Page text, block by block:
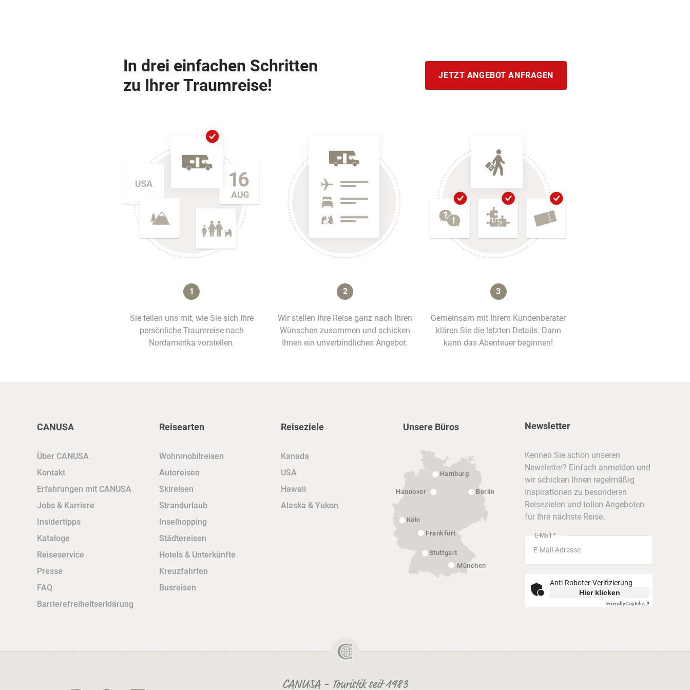
In drei einfachen Schritten
zu Ihrer Traumreise!
JETZT ANGEBOT ANFRAGEN
1
Sie teilen uns mit, wie Sie sich Ihre
persönliche Traumreise nach
Nordamerika vorstellen.
2
Wir stellen Ihre Reise ganz nach Ihren
Wünschen zusammen und schicken
Ihnen ein unverbindliches Angebot.
3
Gemeinsam mit Ihrem Kundenberater
klären Sie die letzten Details. Dann
kann das Abenteuer beginnen!
CANUSA
Über CANUSA
Kontakt
Erfahrungen mit CANUSA
Jobs & Karriere
Insidertipps
Kataloge
Reiseservice
Presse
FAQ
Barrierefreiheitserklärung
Reisearten
Wohnmobilreisen
Autoreisen
Skireisen
Strandurlaub
Inselhopping
Städtereisen
Hotels & Unterkünfte
Kreuzfahrten
Busreisen
Reiseziele
Kanada
USA
Hawaii
Alaska & Yukon
Unsere Büros
Hamburg
Hannover Berlin
Köln
Frankfurt
Stuttgart
München
Newsletter
Kennen Sie schon unseren
Newsletter? Einfach anmelden und
wir schicken Ihnen regelmäßig
Inspirationen zu besonderen
Reisezielen und tollen Angeboten
für Ihre nächste Reise.
E-Mail *
Anti-Roboter-Verifizierung
Hier klicken
FriendlyCaptcha ⇗
CANUSA - Touristik seit 1983